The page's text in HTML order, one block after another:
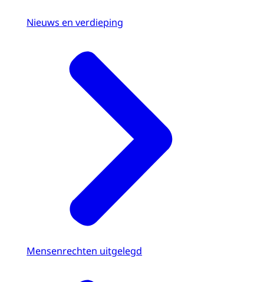
Nieuws en verdieping
Mensenrechten uitgelegd